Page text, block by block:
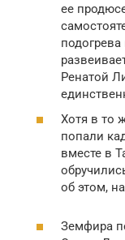
ее
Ренатой
Хотя в то
попали
вместе в
об этом,
Земфира